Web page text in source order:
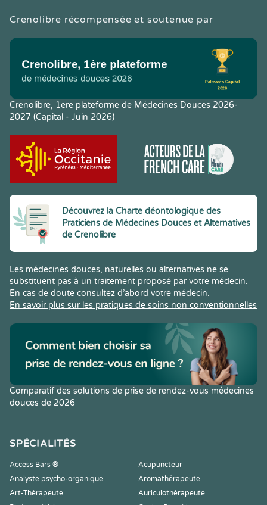
Crenolibre récompensée et soutenue par
Crenolibre, 1ere plateforme de Médecines Douces 2026-
2027 (Capital - Juin 2026)
Découvrez la Charte déontologique des
Praticiens de Médecines Douces et Alternatives
de Crenolibre
Les médecines douces, naturelles ou alternatives ne se
substituent pas à un traitement proposé par votre médecin.
En cas de doute consultez d’abord votre médecin.
En savoir plus sur les pratiques de soins non conventionnelles
Comparatif des solutions de prise de rendez-vous médecines
douces de 2026
SPÉCIALITÉS
Access Bars ®
Acupuncteur
Analyste psycho-organique
Aromathérapeute
Art-Thérapeute
Auriculothérapeute